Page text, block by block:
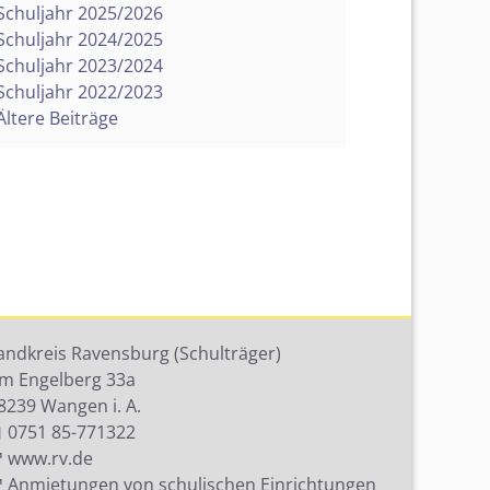
Team
Tiermedizinische/r
Fachangestellte/r
Zahnmedizinische/r
Entschuldigung und
Beurlaubung
2025/2026
2024/2025
2023/2024
2022/2023
Beiträge
Ravensburg (Schulträger)
Engelberg 33a
Wangen i. A.
0751 85-771322
www.rv.de
Anmietungen von schulischen Einrichtungen